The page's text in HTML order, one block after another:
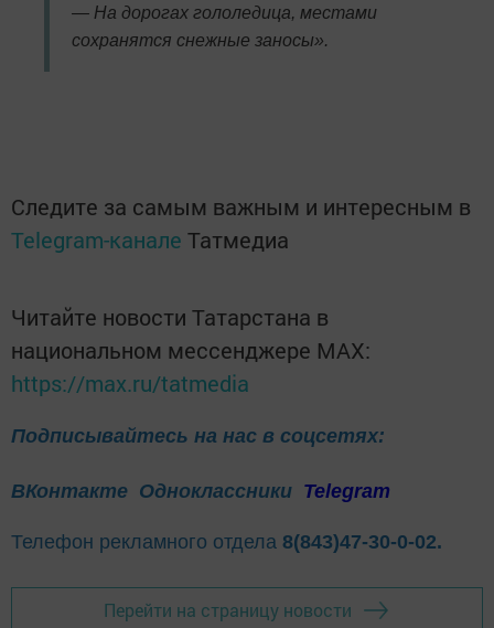
— На дорогах гололедица, местами
сохранятся снежные заносы».
Следите за самым важным и интересным в
Telegram-канале Татмедиа
Читайте новости Татарстана в
национальном мессенджере MАХ:
https://max.ru/tatmedia
Подписывайтесь на нас в соцсетях:
ВКонтакте Одноклассники Telegram
Телефон рекламного отдела 8(843)47-30-0-02.
Перейти на страницу новости